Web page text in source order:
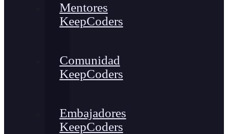
Mentores
KeepCoders
Comunidad
KeepCoders
Embajadores
KeepCoders